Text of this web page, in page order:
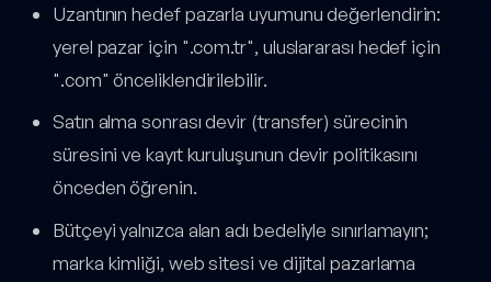
Uzantının hedef pazarla uyumunu değerlendirin:
yerel pazar için ".com.tr", uluslararası hedef için
".com" önceliklendirilebilir.
Satın alma sonrası devir (transfer) sürecinin
süresini ve kayıt kuruluşunun devir politikasını
önceden öğrenin.
Bütçeyi yalnızca alan adı bedeliyle sınırlamayın;
marka kimliği, web sitesi ve dijital pazarlama